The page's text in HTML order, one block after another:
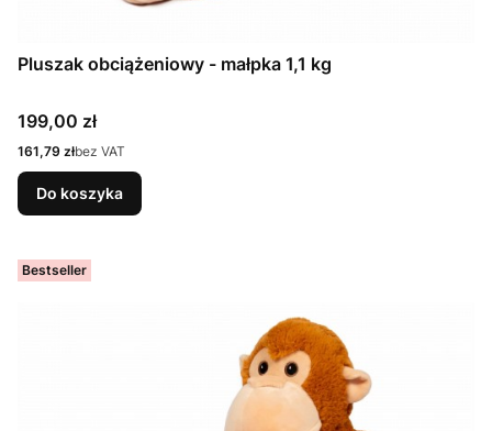
Pluszak obciążeniowy - małpka 1,1 kg
Cena
199,00 zł
Cena
161,79 złbez VAT
Do koszyka
Bestseller